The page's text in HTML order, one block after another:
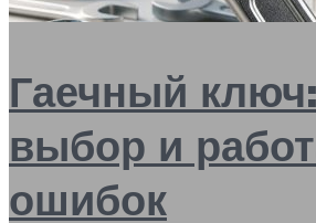
Гаечный
выбор и
ошибок